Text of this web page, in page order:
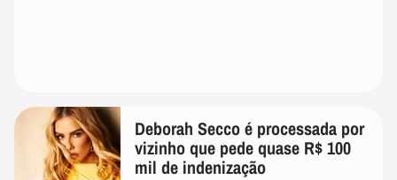
Deborah Secco é processada por
vizinho que pede quase R$ 100
mil de indenização